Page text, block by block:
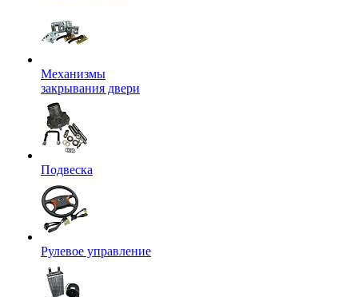
Механизмы
закрывания двери
Подвеска
Рулевое управление